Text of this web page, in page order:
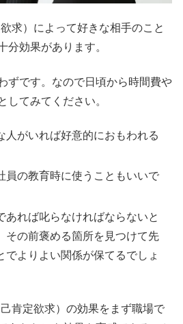
求）によって好きな相手のこと
分効果があります。
ずです。なので日頃から時間費や
してみてください。
人がいれば好意的におもわれる
員の教育時に使うこともいいで
あれば叱らなければならないと
その前褒める箇所を見つけて先
でよりよい関係が保てるでしょ
肯定欲求）の効果をまず職場で